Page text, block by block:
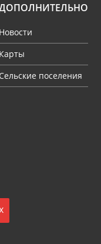
Новости
Карты
Сельские поселения